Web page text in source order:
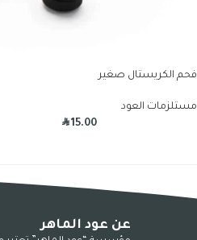
فحم الكريستال صغير
مستلزمات العود
R15.00
عن عود الماهر